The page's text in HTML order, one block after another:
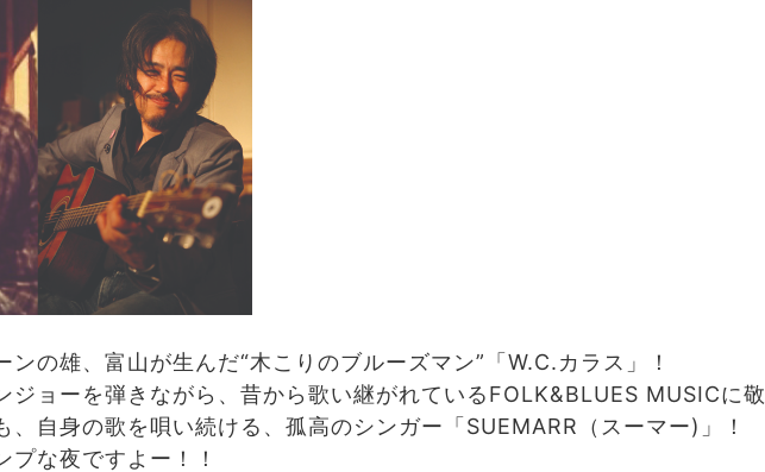
ンの雄、富山が生んだ“木こりのブルーズマン”「W.C.カラス」！
ジョーを弾きながら、昔から歌い継がれているFOLK&BLUES MUSICに敬
、自身の歌を唄い続ける、孤高のシンガー「SUEMARR（スーマー)」！
プな夜ですよー！！